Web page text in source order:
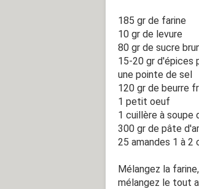
185 gr de farine
10 gr de levure
80 gr de sucre
15-20 gr d'épices
une pointe de sel
120 gr de beurre
1 petit oeuf
1 cuillère à
300 gr de pâte
25 amandes 1 à 2
Mélangez la
mélangez le tout